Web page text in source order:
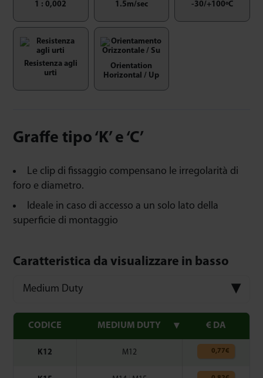
1 : 0,002
1.5m/sec
-30/+100ºC
Resistenza agli
urti
Orientation
Horizontal / Up
Graffe tipo ‘K’ e ‘C’
Le clip di fissaggio compensano le irregolarità di
foro e diametro.
Ideale in caso di accesso a un solo lato della
superficie di montaggio
Caratteristica da visualizzare in basso
Medium Duty
CODICE MEDIUM DUTY € DA
K12 M12 0,77€